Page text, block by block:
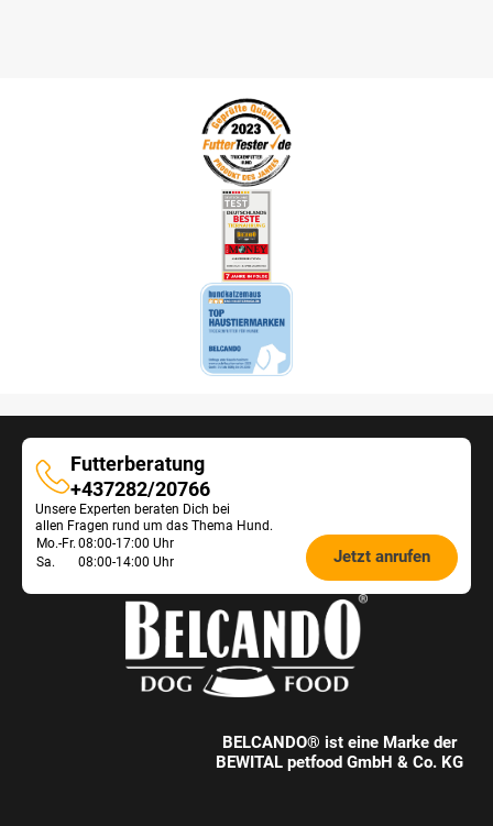
Futterberatung
Futterberatung
+437282/20766
Unsere Experten beraten Dich bei
allen Fragen rund um das Thema Hund.
Öffnungszeiten
Mo.-Fr. 08:00-17:00 Uhr
Sa.
08:00-14:00 Uhr Jetzt anrufen
BELCANDO® ist eine Marke der
BEWITAL petfood GmbH & Co. KG